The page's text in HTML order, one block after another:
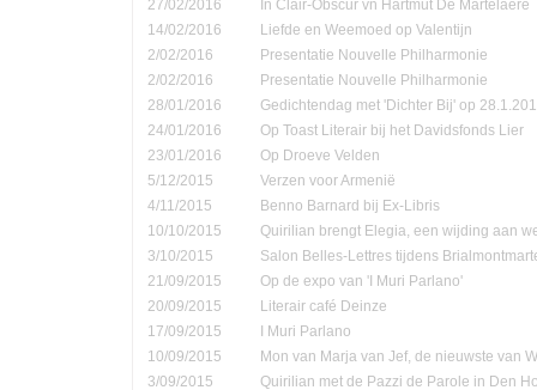
27/02/2016
In Clair-Obscur vn Hartmut De Martelaere
14/02/2016
Liefde en Weemoed op Valentijn
2/02/2016
Presentatie Nouvelle Philharmonie
2/02/2016
Presentatie Nouvelle Philharmonie
28/01/2016
Gedichtendag met 'Dichter Bij' op
24/01/2016
Op Toast Literair bij het Davidsfonds Lier
23/01/2016
Op Droeve Velden
5/12/2015
Verzen voor Armenië
4/11/2015
Benno Barnard bij Ex-Libris
10/10/2015
Quirilian brengt Elegia, een wijding aan
3/10/2015
Salon Belles-Lettres tijdens
21/09/2015
Op de expo van 'I Muri Parlano'
20/09/2015
Literair café Deinze
17/09/2015
I Muri Parlano
10/09/2015
Mon van Marja van Jef, de nieuwste van
3/09/2015
Quirilian met de Pazzi de Parole in Den